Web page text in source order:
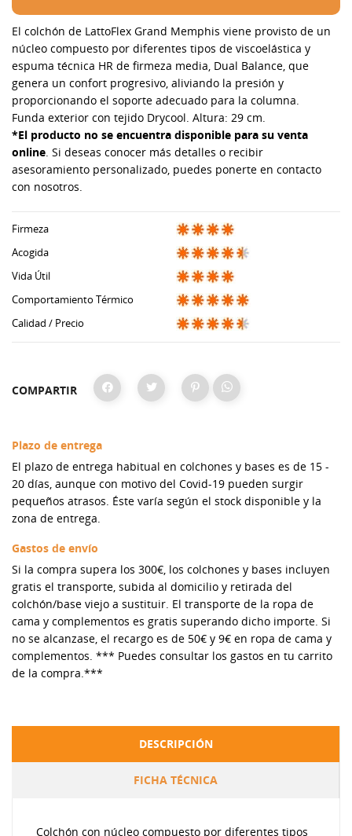
El colchón de LattoFlex Grand Memphis viene provisto de un
núcleo compuesto por diferentes tipos de viscoelástica y
espuma técnica HR de firmeza media, Dual Balance, que
genera un confort progresivo, aliviando la presión y
proporcionando el soporte adecuado para la columna.
Funda exterior con tejido Drycool. Altura: 29 cm.
*El producto no se encuentra disponible para su venta
online. Si deseas conocer más detalles o recibir
asesoramiento personalizado, puedes ponerte en contacto
con nosotros.
Firmeza
Acogida
Vida Útil
Comportamiento Térmico
Calidad / Precio
COMPARTIR
Plazo de entrega
El plazo de entrega habitual en colchones y bases es de 15 -
20 días, aunque con motivo del Covid-19 pueden surgir
pequeños atrasos. Éste varía según el stock disponible y la
zona de entrega.
Gastos de envío
Si la compra supera los 300€, los colchones y bases incluyen
gratis el transporte, subida al domicilio y retirada del
colchón/base viejo a sustituir. El transporte de la ropa de
cama y complementos es gratis superando dicho importe. Si
no se alcanzase, el recargo es de 50€ y 9€ en ropa de cama y
complementos. *** Puedes consultar los gastos en tu carrito
de la compra.***
DESCRIPCIÓN
FICHA TÉCNICA
Colchón con núcleo compuesto por diferentes tipos